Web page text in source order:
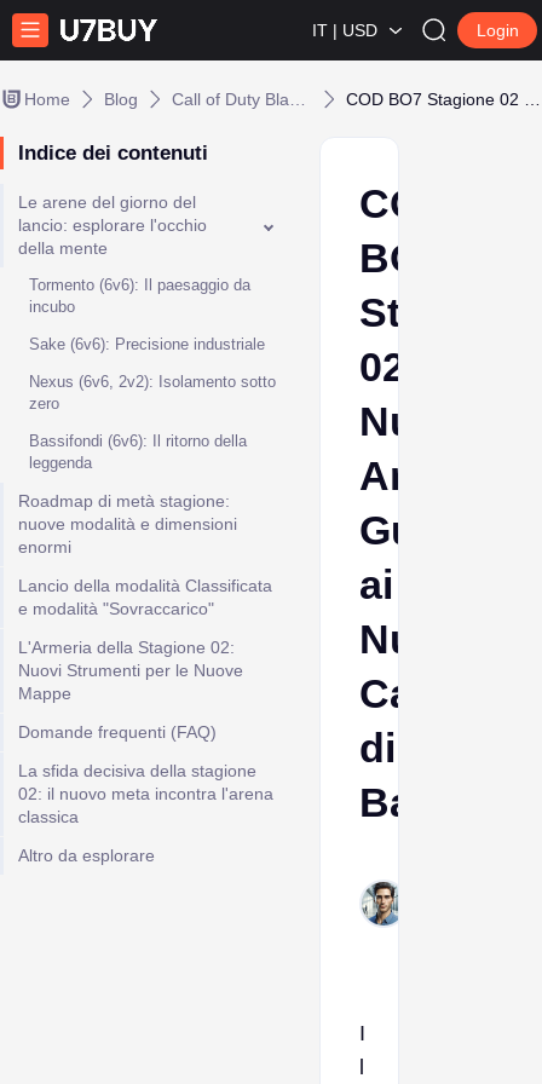
IT | USD Login
Home Blog
Indice dei contenuti
Le arene del giorno del
lancio: esplorare l'occhio
della mente
Tormento (6v6): Il paesaggio da
incubo
Sake (6v6): Precisione industriale
Nexus (6v6, 2v2): Isolamento sotto
zero
Bassifondi (6v6): Il ritorno della
leggenda
Roadmap di metà stagione:
nuove modalità e dimensioni
enormi
Lancio della modalità Classificata
e modalità "Sovraccarico"
L'Armeria della Stagione 02:
Nuovi Strumenti per le Nuove
Mappe
Domande frequenti (FAQ)
La sfida decisiva della stagione
02: il nuovo meta incontra l'arena
classica
Altro da esplorare
COD
BO7
Stagione
02
Nuove
Arene:
Guida
ai
Nuovi
Campi
di
Battaglia
I